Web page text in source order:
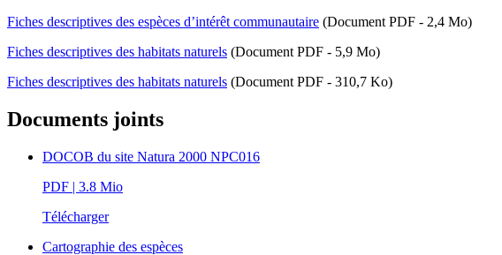
Fiches descriptives des espèces d’intérêt communautaire (Document PDF - 2,4 Mo)
Fiches descriptives des habitats naturels (Document PDF - 5,9 Mo)
Fiches descriptives des habitats naturels (Document PDF - 310,7 Ko)
Documents joints
DOCOB du site Natura 2000 NPC016
PDF | 3.8 Mio
Télécharger
Cartographie des espèces